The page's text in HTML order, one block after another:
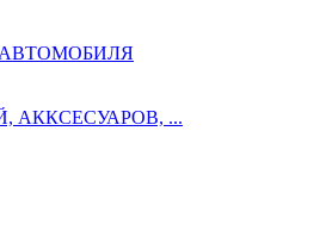
АККСЕСУАРОВ, ...